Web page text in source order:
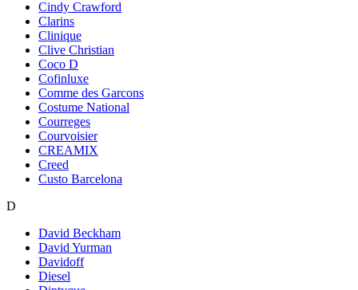
Cindy Crawford
Clarins
Clinique
Clive Christian
Coco D
Cofinluxe
Comme des Garcons
Costume National
Courreges
Courvoisier
CREAMIX
Creed
Custo Barcelona
D
David Beckham
David Yurman
Davidoff
Diesel